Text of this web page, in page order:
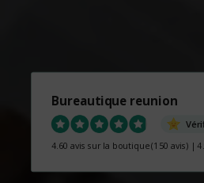
Bureautique reunion
4.60 avis sur la boutique(150 avis) |